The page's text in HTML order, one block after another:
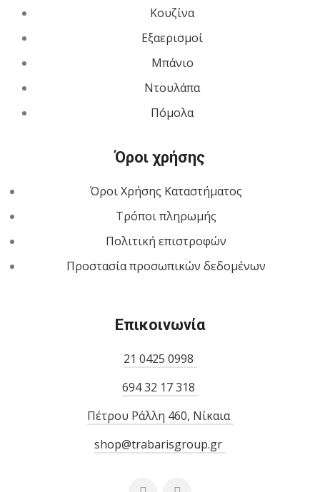
Κουζίνα
Εξαερισμοί
Μπάνιο
Ντουλάπα
Πόμολα
Όροι χρήσης
Όροι Χρήσης Καταστήματος
Τρόποι πληρωμής
Πολιτική επιστροφών
Προστασία προσωπικών δεδομένων
Επικοινωνία
21 0425 0998
694 32 17 318
Πέτρου Ράλλη 460, Νίκαια
shop@trabarisgroup.gr